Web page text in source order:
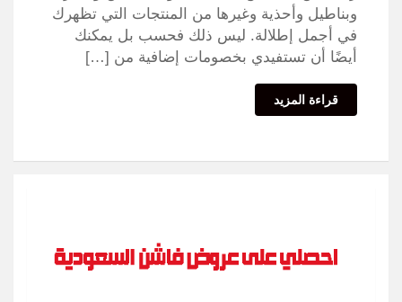
وبناطيل وأحذية وغيرها من المنتجات التي تظهرك
في أجمل إطلالة. ليس ذلك فحسب بل يمكنك
أيضًا أن تستفيدي بخصومات إضافية من […]
قراءة المزيد